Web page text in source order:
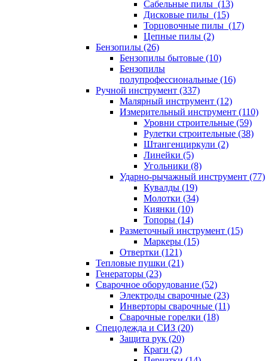
Сабельные пилы (13)
Дисковые пилы (15)
Торцовочные пилы (17)
Цепные пилы (2)
Бензопилы (26)
Бензопилы бытовые (10)
Бензопилы
полупрофессиональные (16)
Ручной инструмент (337)
Малярный инструмент (12)
Измерительный инструмент (110)
Уровни строительные (59)
Рулетки строительные (38)
Штангенциркули (2)
Линейки (5)
Угольники (8)
Ударно-рычажный инструмент (77)
Кувалды (19)
Молотки (34)
Киянки (10)
Топоры (14)
Разметочный инструмент (15)
Маркеры (15)
Отвертки (121)
Тепловые пушки (21)
Генераторы (23)
Сварочное оборудование (52)
Электроды сварочные (23)
Инверторы сварочные (11)
Сварочные горелки (18)
Спецодежда и СИЗ (20)
Защита рук (20)
Краги (2)